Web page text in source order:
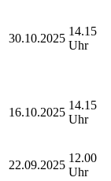
30.10.2025
14.15
Uhr
16.10.2025
14.15
Uhr
22.09.2025
12.00
Uhr